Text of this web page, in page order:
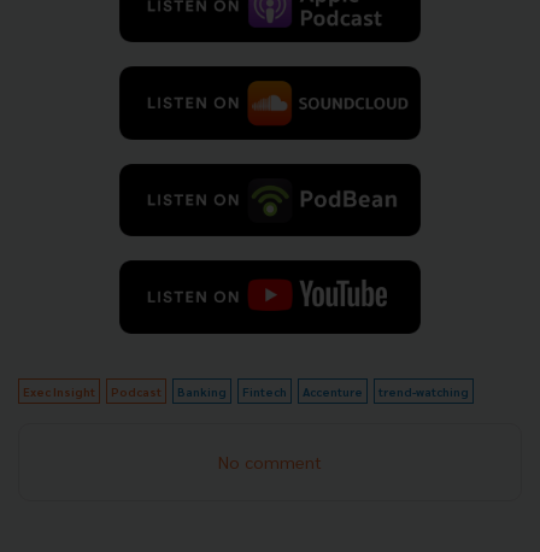
Exec Insight Podcast Banking Fintech Accenture trend-watching
No comment